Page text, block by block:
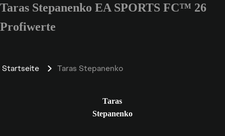
Gib mindestens 3 Zeichen oder Ziffern ein
Taras Stepanenko EA SPORTS FC™ 26
Profiwerte
Startseite Taras Stepanenko
Taras
Stepanenko